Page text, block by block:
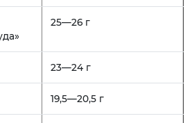
25—26 г
23—24 г
19,5—20,5 г